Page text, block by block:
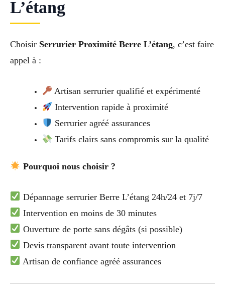
L’étang
Choisir Serrurier Proximité Berre L’étang, c’est faire
appel à :
Artisan serrurier qualifié et expérimenté
Intervention rapide à proximité
Serrurier agréé assurances
Tarifs clairs sans compromis sur la qualité
Pourquoi nous choisir ?
Dépannage serrurier Berre L’étang 24h/24 et 7j/7
Intervention en moins de 30 minutes
Ouverture de porte sans dégâts (si possible)
Devis transparent avant toute intervention
Artisan de confiance agréé assurances